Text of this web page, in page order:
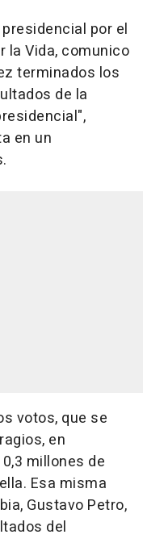
por el
la Vida, comunico
terminados los
de la
en un
votos, que se
en
millones de
Esa misma
Gustavo Petro,
del